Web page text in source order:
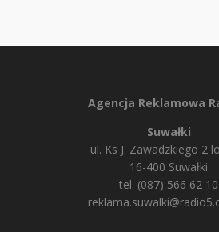
Agencja Reklamowa
Suwałki
ul. Ks J. Zawadzkiego 2
16-400 Suwałki
tel. (087) 566 62 10